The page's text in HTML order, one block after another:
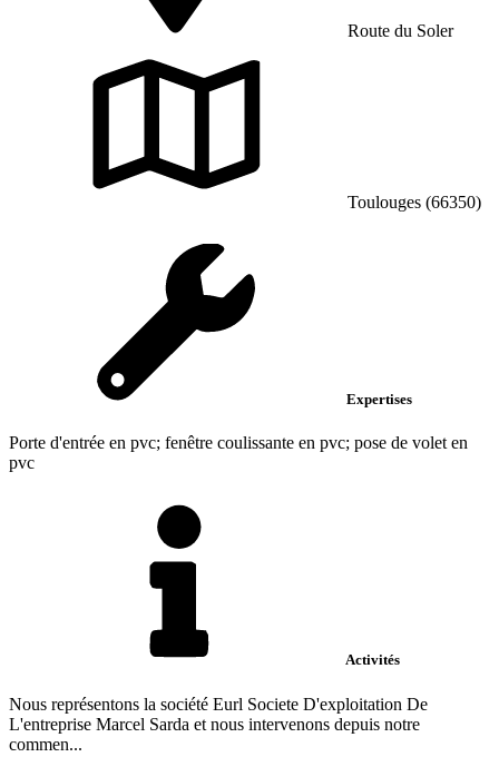
Route du Soler
Toulouges (66350)
Expertises
Porte d'entrée en pvc; fenêtre coulissante en pvc; pose de volet en
pvc
Activités
Nous représentons la société Eurl Societe D'exploitation De
L'entreprise Marcel Sarda et nous intervenons depuis notre
commen...